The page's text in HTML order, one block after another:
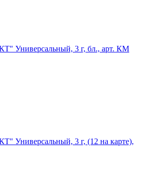
Универсальный, 3 г, бл., арт. КМ
Универсальный, 3 г, (12 на карте),